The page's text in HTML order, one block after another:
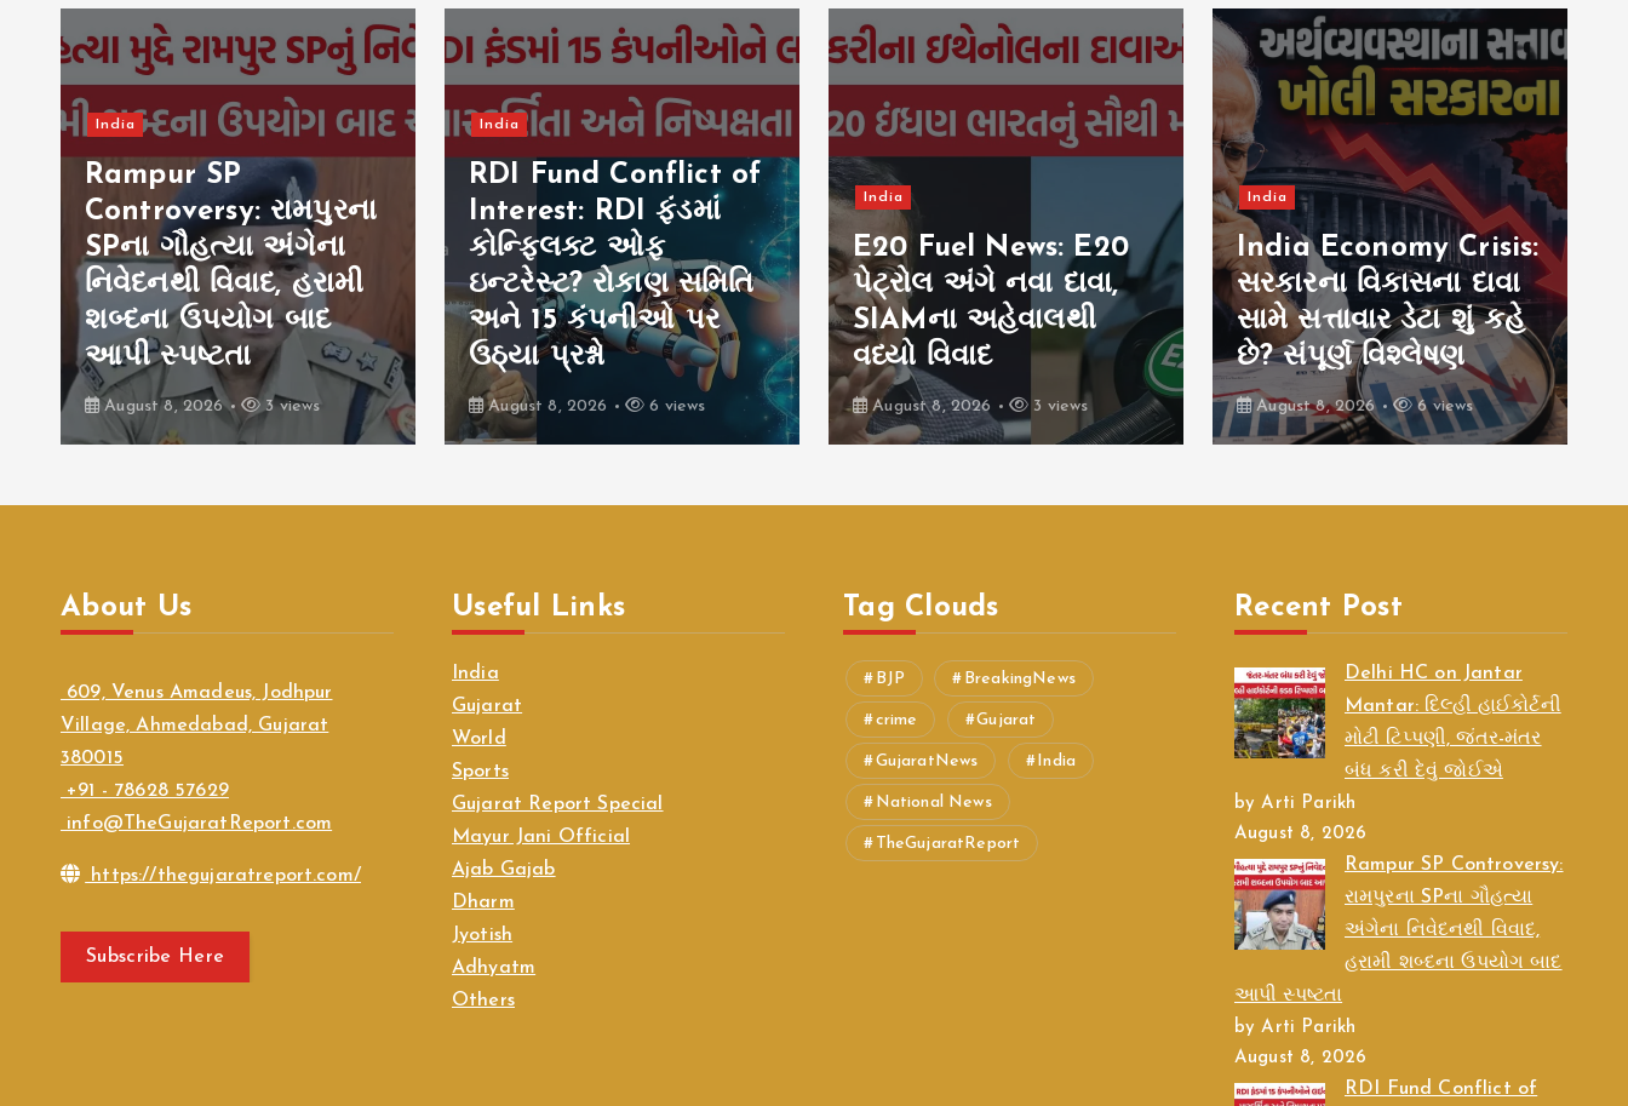
India
RDI Fund Conflict of
Interest: RDI ફંડમાં
કોન્ફ્લિક્ટ ઓફ
ઇન્ટરેસ્ટ? રોકાણ સમિતિ
અને 15 કંપનીઓ પર
ઉઠ્યા પ્રશ્નો
August 8, 2026 6 views
India
E20 Fuel News: E20
પેટ્રોલ અંગે નવા દાવા,
SIAMના અહેવાલથી
વધ્યો વિવાદ
August 8, 2026 3 views
India
India Economy Crisis:
સરકારના વિકાસના દાવા
સામે સત્તાવાર ડેટા શું કહે
છે? સંપૂર્ણ વિશ્લેષણ
August 8, 2026 6 views
India
UPI MDR Charges: શું
UPI હવે ફ્રી નહીં રહે?
સરકારના નવા નિર્ણયથી
કરોડો યુઝર્સમાં ચિંતા
August 8, 2026 7 views
About Us
609, Venus Amadeus, Jodhpur
Village, Ahmedabad, Gujarat
380015
+91 - 78628 57629
info@TheGujaratReport.com
https://thegujaratreport.com/
Subscribe Here
Useful Links
India
Gujarat
World
Sports
Gujarat Report Special
Mayur Jani Official
Ajab Gajab
Dharm
Jyotish
Adhyatm
Others
Tag Clouds
BJP BreakingNews
crime Gujarat
GujaratNews India
National News
TheGujaratReport
Recent Post
Delhi HC on Jantar
Mantar: દિલ્હી હાઈકોર્ટની
મોટી ટિપ્પણી, જંતર-મંતર
બંધ કરી દેવું જોઈએ
by Arti Parikh
August 8, 2026
Rampur SP Controversy:
રામપુરના SPના ગૌહત્યા
અંગેના નિવેદનથી વિવાદ,
હરામી શબ્દના ઉપયોગ બાદ
આપી સ્પષ્ટતા
by Arti Parikh
August 8, 2026
RDI Fund Conflict of